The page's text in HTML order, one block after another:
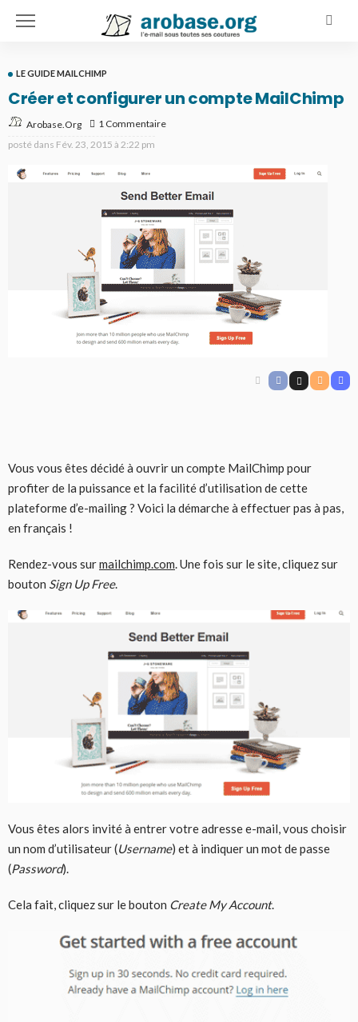
LE GUIDE MAILCHIMP
Créer et configurer un compte MailChimp
Arobase.org
1 Commentaire
posté dans Fév. 23, 2015 à 2:22 pm
Vous vous êtes décidé à ouvrir un compte MailChimp pour
profiter de la puissance et la facilité d’utilisation de cette
plateforme d’e-mailing ? Voici la démarche à effectuer pas à pas,
en français !
Rendez-vous surmailchimp.com. Une fois sur le site, cliquez sur
bouton Sign Up Free.
Vous êtes alors invité à entrer votre adresse e-mail, vous choisir
un nom d’utilisateur (Username) et à indiquer un mot de passe
(Password).
Cela fait, cliquez sur le bouton Create My Account.